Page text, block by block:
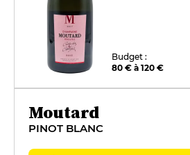
Budget :
80 € à 120 €
Moutard
PINOT BLANC